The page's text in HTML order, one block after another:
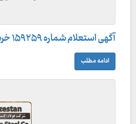
آگهی استعلام شماره ۱۵۹۲۵۹ خرید قطعات ABB
ادامه مطلب